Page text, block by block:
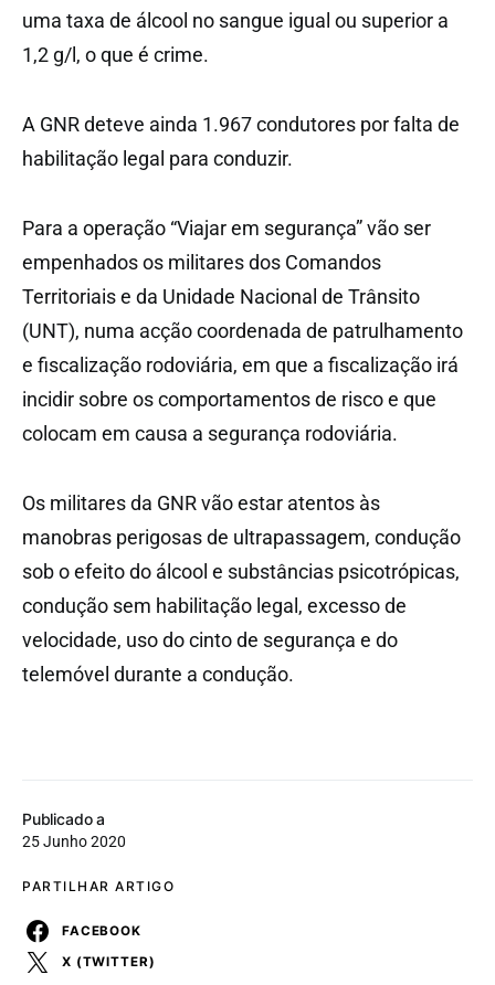
Publicado a
25 Junho 2020
PARTILHAR ARTIGO
FACEBOOK
X (TWITTER)
uma taxa de álcool no sangue igual ou superior a
1,2 g/l, o que é crime.
A GNR deteve ainda 1.967 condutores por falta de
habilitação legal para conduzir.
Para a operação “Viajar em segurança” vão ser
empenhados os militares dos Comandos
Territoriais e da Unidade Nacional de Trânsito
(UNT), numa acção coordenada de patrulhamento
e fiscalização rodoviária, em que a fiscalização irá
incidir sobre os comportamentos de risco e que
colocam em causa a segurança rodoviária.
Os militares da GNR vão estar atentos às
manobras perigosas de ultrapassagem, condução
sob o efeito do álcool e substâncias psicotrópicas,
condução sem habilitação legal, excesso de
velocidade, uso do cinto de segurança e do
telemóvel durante a condução.